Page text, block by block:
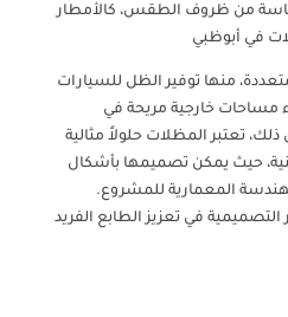
من ظروف الطقس، كالأمطار
في أبوظبي
منها توفير الظل للسيارات
مساحات خارجية مريحة في
تعتبر المظلات حلولاً مثالية
حيث يمكن تصميمها بأشكال
المعمارية للمشروع.
التصميمية في تعزيز الطابع الفريد